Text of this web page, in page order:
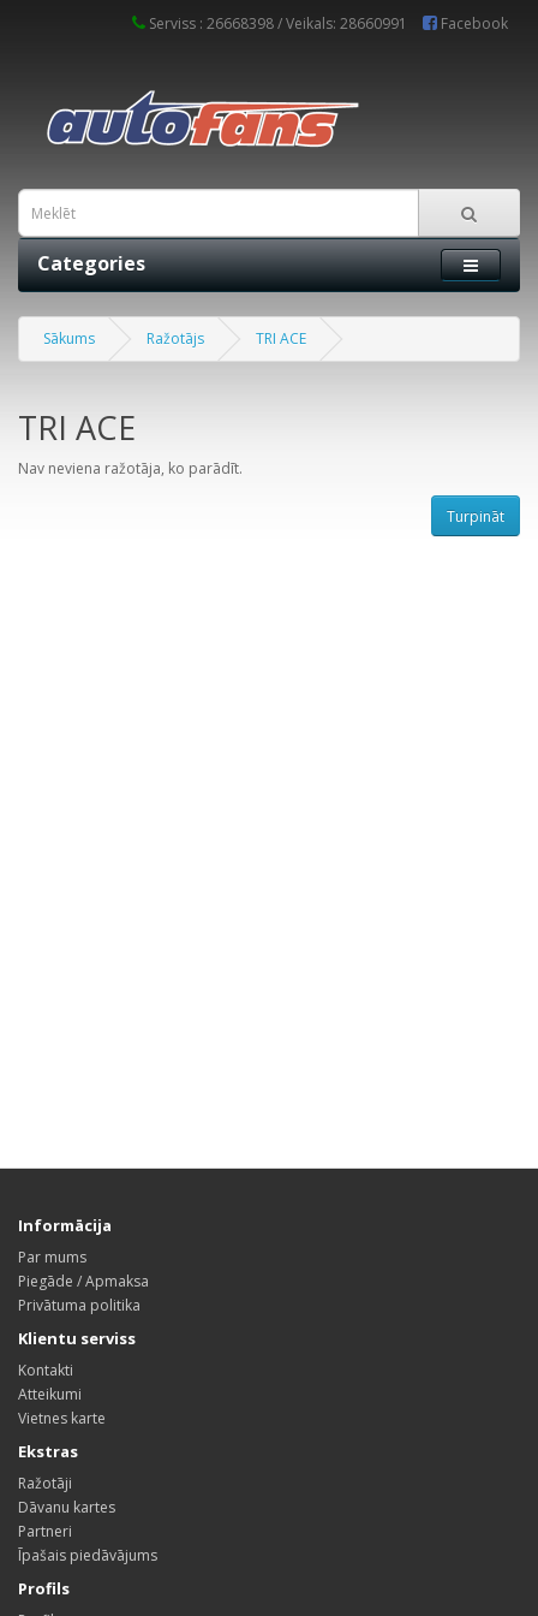
Serviss : 26668398 / Veikals: 28660991 Facebook
Categories
Sākums Ražotājs TRI ACE
TRI ACE
Nav neviena ražotāja, ko parādīt.
Turpināt
Informācija
Par mums
Piegāde / Apmaksa
Privātuma politika
Klientu serviss
Kontakti
Atteikumi
Vietnes karte
Ekstras
Ražotāji
Dāvanu kartes
Partneri
Īpašais piedāvājums
Profils